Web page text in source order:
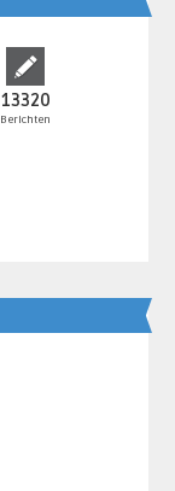
13320
Berichten